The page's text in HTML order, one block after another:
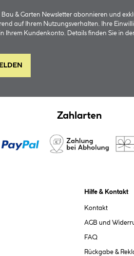
Bau & Garten Newsletter abonnieren und
auf Ihrem Nutzungsverhalten. Ihre
Ihrem Kundenkonto. Details finden Sie in
Zahlarten
Hilfe & Kontakt
Kontakt
AGB und
FAQ
Rückgabe &